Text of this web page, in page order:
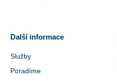
Další informace
Služby
Poradíme